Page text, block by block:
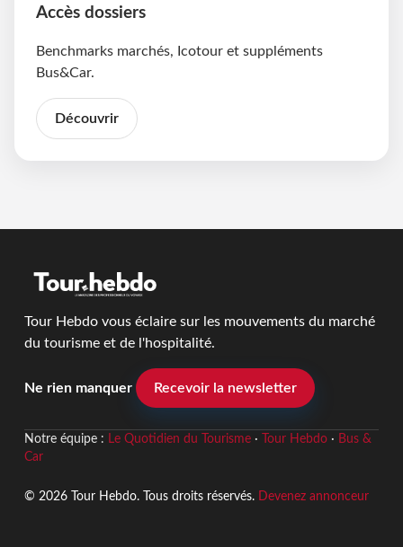
Accès dossiers
Benchmarks marchés, Icotour et suppléments
Bus&Car.
Découvrir
Tour Hebdo vous éclaire sur les mouvements du marché
du tourisme et de l'hospitalité.
Ne rien manquer Recevoir la newsletter
Notre équipe : Le Quotidien du Tourisme· Tour Hebdo· Bus &
Car
© 2026 Tour Hebdo. Tous droits réservés. Devenez annonceur